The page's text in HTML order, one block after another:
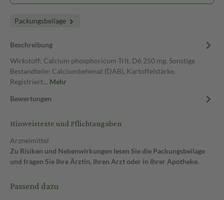
Packungsbeilage
Beschreibung
Wirkstoff: Calcium phosphoricum Trit. D6 250 mg. Sonstige
Bestandteile: Calciumbehenat (DAB), Kartoffelstärke.
Registriert… Mehr
Bewertungen
Hinweistexte und Pflichtangaben
Arzneimittel
Zu Risiken und Nebenwirkungen lesen Sie die Packungsbeilage
und fragen Sie Ihre Ärztin, Ihren Arzt oder in Ihrer Apotheke.
Passend dazu